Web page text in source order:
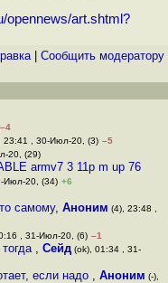
opennews/art.shtml?
| Cообщить модератору
–4
23:41 , 30-Июл-20, (3) –5
20, (29)
armv7 3 11p m up 76
Июл-20, (34) +6
самому,Аноним (4), 23:48 ,
, 31-Июл-20, (6) –1
, Сейд(ok), 01:34 , 31-
если надо , Аноним (-),